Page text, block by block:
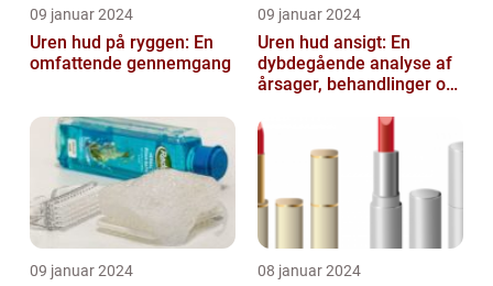
09 januar 2024
Uren hud på ryggen: En
omfattende gennemgang
09 januar 2024
Uren hud ansigt: En
dybdegående analyse af
årsager, behandlinger og
09 januar 2024 08 januar 2024